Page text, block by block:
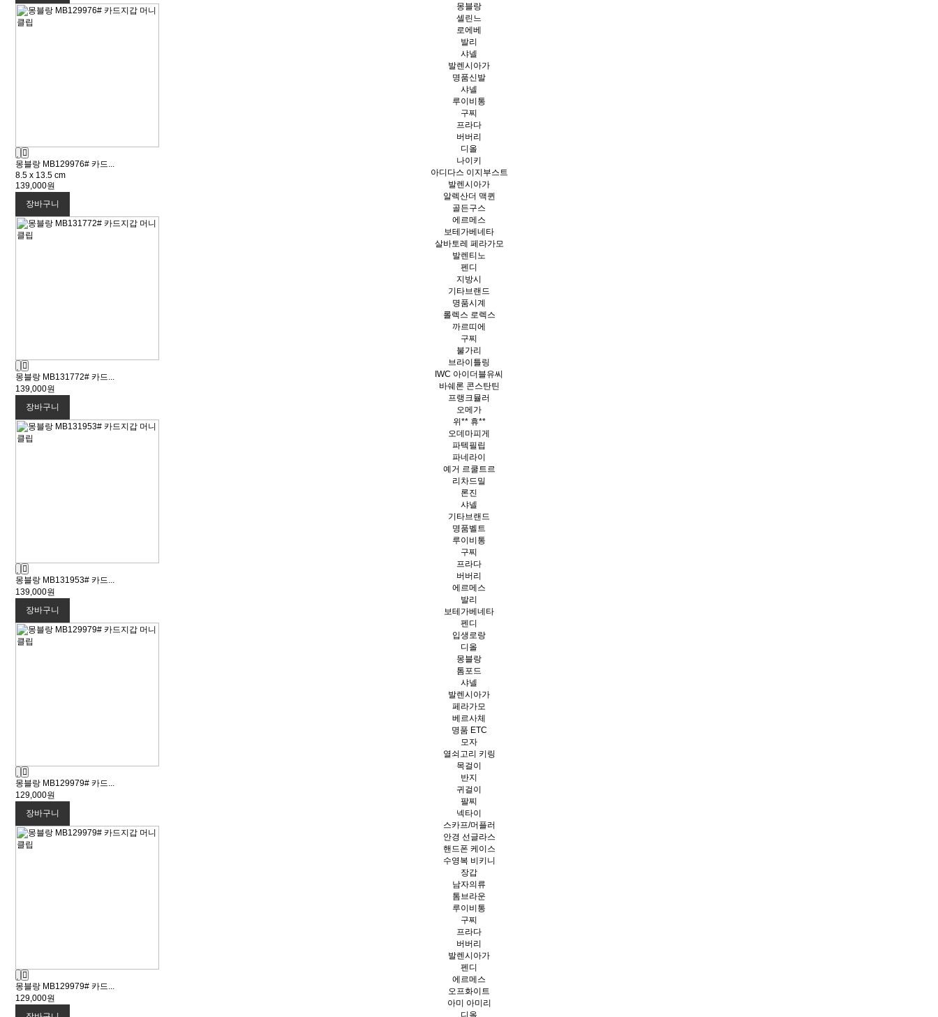
몽블랑
셀린느
로에베
발리
샤넬
발렌시아가
명품신발
샤넬
루이비통
구찌
프라다
버버리
디올
나이키
아디다스 이지부스트
발렌시아가
알렉산더 맥퀸
골든구스
에르메스
보테가베네타
살바토레 페라가모
발렌티노
펜디
지방시
기타브랜드
명품시계
롤렉스 로렉스
까르띠에
구찌
불가리
브라이틀링
IWC 아이더블유씨
바쉐론 콘스탄틴
프랭크뮬러
오메가
위** 휴**
오데마피게
파텍필립
파네라이
예거 르쿨트르
리차드밀
론진
샤넬
기타브랜드
명품벨트
루이비통
구찌
프라다
버버리
에르메스
발리
보테가베네타
펜디
입생로랑
디올
몽블랑
톰포드
샤넬
발렌시아가
페라가모
베르사체
명품 ETC
모자
열쇠고리 키링
목걸이
반지
귀걸이
팔찌
넥타이
스카프/머플러
안경 선글라스
핸드폰 케이스
수영복 비키니
장갑
남자의류
톰브라운
루이비통
구찌
프라다
버버리
발렌시아가
펜디
에르메스
오프화이트
아미 아미리
디올
몽블랑 MB129976# 카드...
8.5 x 13.5 cm
139,000원
장바구니
몽블랑 MB131772# 카드...
139,000원
장바구니
몽블랑 MB131953# 카드...
139,000원
장바구니
몽블랑 MB129979# 카드...
129,000원
장바구니
몽블랑 MB129979# 카드...
129,000원